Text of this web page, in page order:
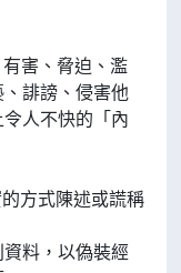
害、脅迫、濫
誹謗、侵害他
人不快的「內
方式陳述或謊稱
料，以偽裝經